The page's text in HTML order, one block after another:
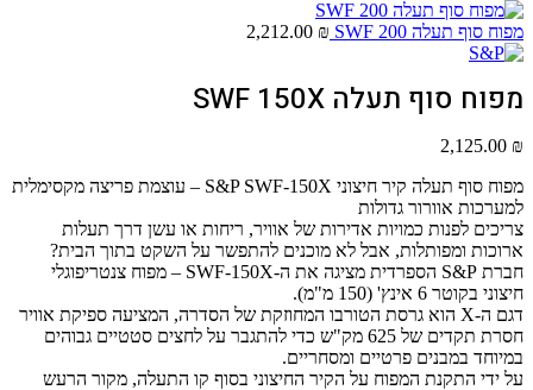
מפוח סוף תעלה SWF 200 2,212.00 ₪
מפוח סוף תעלה SWF 150X
2,125.00 ₪
מפוח סוף תעלה קיר חיצוני S&P SWF-150X – עוצמת פריצה מקסימלית
למערכות אוורור גדולות
צריכים לפנות כמויות אדירות של אוויר, ריחות או עשן דרך תעלות
ארוכות ומפותלות, אבל לא מוכנים להתפשר על השקט בתוך הבית?
חברת S&P הספרדית מציגה את ה-SWF-150X – מפוח צנטריפוגלי
חיצוני בקוטר 6 אינץ' (150 מ"מ).
דגם ה-X הוא גרסת הטורבו המחוזקת של הסדרה, המציעה ספיקת אוויר
חסרת תקדים של 625 מק"ש כדי להתגבר על לחצים סטטיים גבוהים
במיוחד במבנים פרטיים ומסחריים.
על ידי התקנת המפוח על הקיר החיצוני בסוף קו התעלה, מקור הרעש